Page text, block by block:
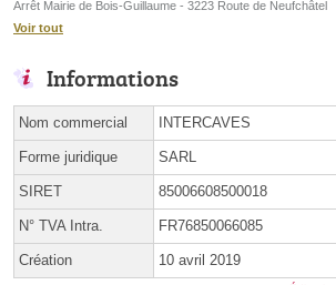
Arrêt Mairie de Bois-Guillaume - 3223 Route de Neufchâtel
Voir tout
Informations
Nom commercial INTERCAVES
Forme juridique SARL
SIRET 85006608500018
N° TVA Intra. FR76850066085
Création 10 avril 2019